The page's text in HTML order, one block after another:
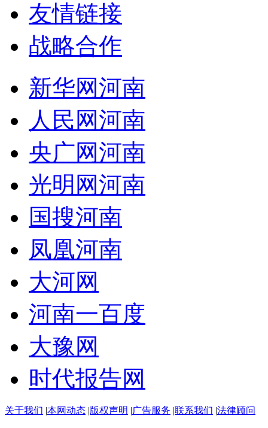
友情链接
战略合作
新华网河南
人民网河南
央广网河南
光明网河南
国搜河南
凤凰河南
大河网
河南一百度
大豫网
时代报告网
关于我们 本网动态 版权声明 广告服务 联系我们 法律顾问